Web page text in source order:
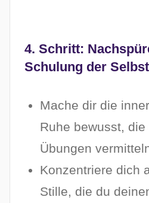
4. Schritt:
Schulung der
Mache dir die
Ruhe bewusst, die
Übungen
Konzentriere dich
Stille, die du